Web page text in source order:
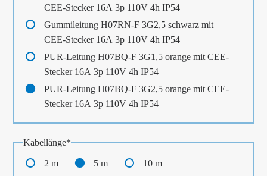
CEE-Stecker 16A 3p 110V 4h IP54
Gummileitung H07RN-F 3G2,5 schwarz mit
CEE-Stecker 16A 3p 110V 4h IP54
PUR-Leitung H07BQ-F 3G1,5 orange mit CEE-
Stecker 16A 3p 110V 4h IP54
PUR-Leitung H07BQ-F 3G2,5 orange mit CEE-
Stecker 16A 3p 110V 4h IP54
Pflichtfeld
Kabellänge*
2 m 5 m 10 m